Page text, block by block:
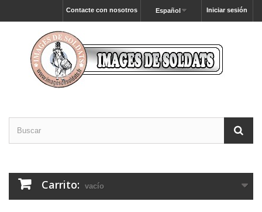
Iniciar sesión
Español
Contacte con nosotros
Carrito: vacío